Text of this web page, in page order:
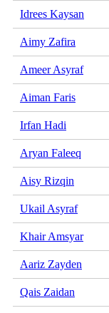
Idrees Kaysan
Aimy Zafira
Ameer Asyraf
Aiman Faris
Irfan Hadi
Aryan Faleeq
Aisy Rizqin
Ukail Asyraf
Khair Amsyar
Aariz Zayden
Qais Zaidan